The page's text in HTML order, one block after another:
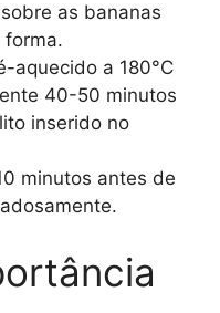
as bananas
forma.
aquecido a 180°C
40-50 minutos
inserido no
minutos antes de